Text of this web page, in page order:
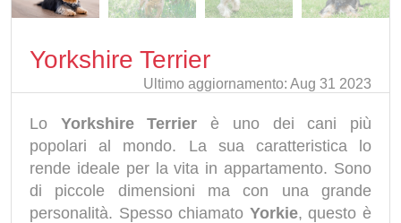
Yorkshire Terrier
Ultimo aggiornamento: Aug 31 2023
Lo Yorkshire Terrier è uno dei cani più
popolari al mondo. La sua caratteristica lo
rende ideale per la vita in appartamento. Sono
di piccole dimensioni ma con una grande
personalità. Spesso chiamato Yorkie, questo è